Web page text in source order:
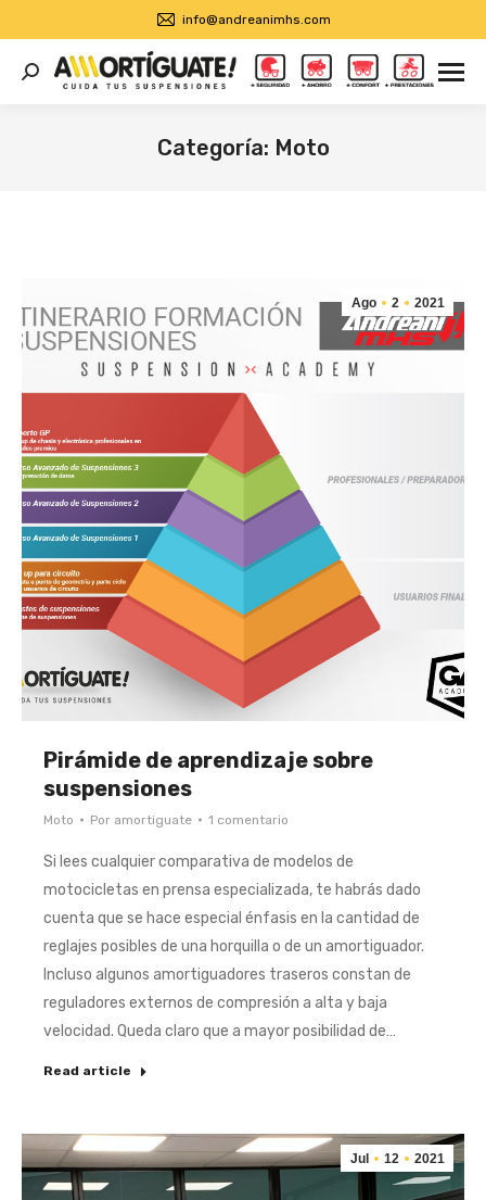
info@andreanimhs.com
Buscar:
Categoría: Moto
Ago 2 2021
Pirámide de aprendizaje sobre
suspensiones
Moto Por amortiguate 1 comentario
Si lees cualquier comparativa de modelos de
motocicletas en prensa especializada, te habrás dado
cuenta que se hace especial énfasis en la cantidad de
reglajes posibles de una horquilla o de un amortiguador.
Incluso algunos amortiguadores traseros constan de
reguladores externos de compresión a alta y baja
velocidad. Queda claro que a mayor posibilidad de…
Read article
Jul 12 2021